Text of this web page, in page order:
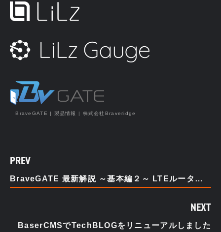
BraveGATE | 製品情報 | 株式会社Braveridge
PREV
BraveGATE 最新解説 ～基本編２～ LTEルーターを端末化
NEXT
BaserCMSでTechBLOGをリニューアルしました